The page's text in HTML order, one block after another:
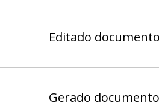
Editado
Gerado